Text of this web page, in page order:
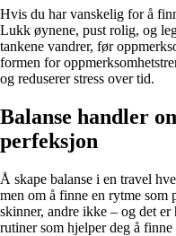
Hvis du har vanskelig for å
Lukk øynene, pust rolig, og
tankene vandrer, før
formen for
og reduserer stress over tid.
Balanse handler
perfeksjon
Å skape balanse i en travel
men om å finne en rytme som
skinner, andre ikke – og det
rutiner som hjelper deg å